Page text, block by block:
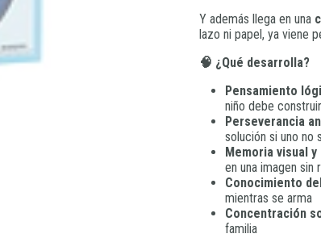
Y además llega en una
lazo ni papel, ya viene
🧠 ¿Qué desarrolla?
Pensamiento
niño debe
Perseverancia
solución si uno no
Memoria visual
en una imagen sin
Conocimiento
mientras se arma
Concentración
familia